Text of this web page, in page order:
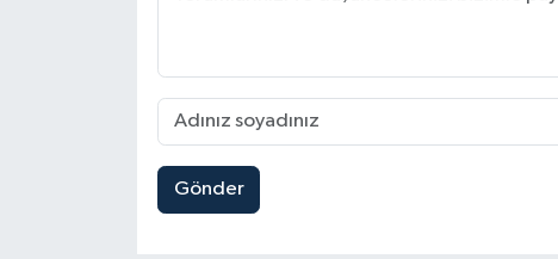
Gönder